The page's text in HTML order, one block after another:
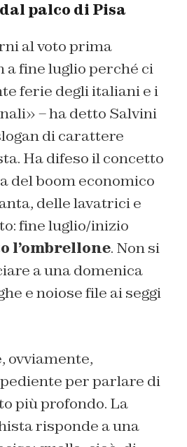
palco di Pisa
al voto prima
a fine luglio perché ci
ferie degli italiani e i
– ha detto Salvini
di carattere
Ha difeso il concetto
del boom economico
delle lavatrici e
fine luglio/inizio
l’ombrellone. Non si
a una domenica
e noiose file ai seggi
ovviamente,
per parlare di
più profondo. La
risponde a una